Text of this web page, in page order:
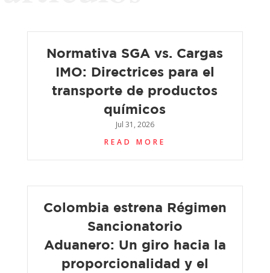
Normativa SGA vs. Cargas
IMO: Directrices para el
transporte de productos
químicos
Jul 31, 2026
READ MORE
Colombia estrena Régimen
Sancionatorio
Aduanero: Un giro hacia la
proporcionalidad y el